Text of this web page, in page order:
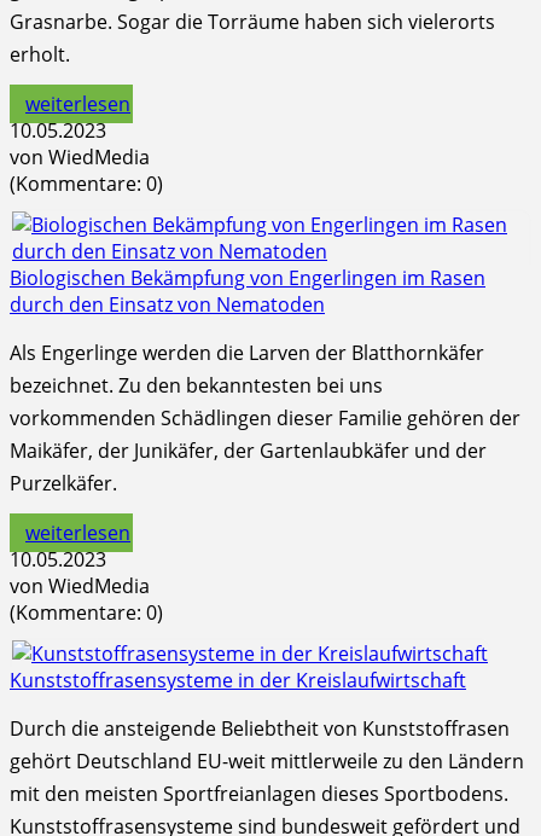
Grasnarbe. Sogar die Torräume haben sich vielerorts
erholt.
weiterlesen
10.05.2023
von WiedMedia
(Kommentare: 0)
Biologischen Bekämpfung von Engerlingen im Rasen
durch den Einsatz von Nematoden
Als Engerlinge werden die Larven der Blatthornkäfer
bezeichnet. Zu den bekanntesten bei uns
vorkommenden Schädlingen dieser Familie gehören der
Maikäfer, der Junikäfer, der Gartenlaubkäfer und der
Purzelkäfer.
weiterlesen
10.05.2023
von WiedMedia
(Kommentare: 0)
Kunststoffrasensysteme in der Kreislaufwirtschaft
Durch die ansteigende Beliebtheit von Kunststoffrasen
gehört Deutschland EU-weit mittlerweile zu den Ländern
mit den meisten Sportfreianlagen dieses Sportbodens.
Kunststoffrasensysteme sind bundesweit gefördert und